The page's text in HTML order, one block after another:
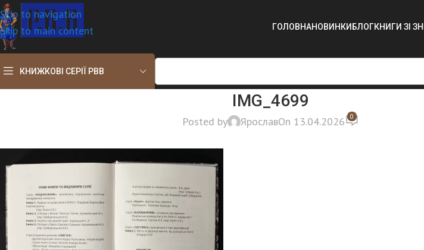
Skip to navigation
Skip to main content
ГОЛОВНАНОВИНКИ БЛОГКНИГИ ЗІ
КНИЖКОВІ СЕРІЇ РВВ
IMG_4699
Posted by ЯрославOn 13.04.2026 0